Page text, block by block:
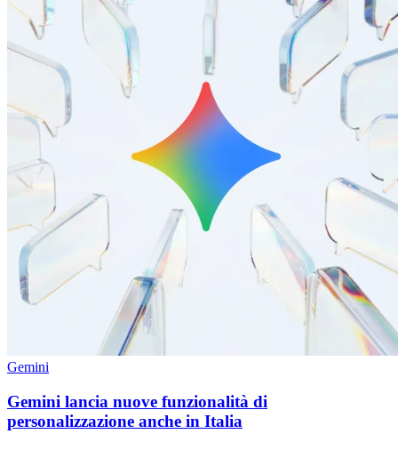
Gemini
Gemini lancia nuove funzionalità di
personalizzazione anche in Italia